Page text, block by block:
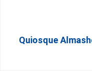
Quiosque